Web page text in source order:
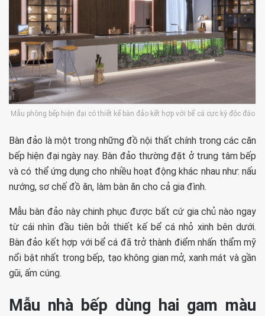
Mẫu phòng bếp hiện đại có thiết kế bàn đảo kết hợp với bể cá cực kỳ độc đáo
Bàn đảo là một trong những đồ nội thất chính trong các căn
bếp hiện đại ngày nay. Bàn đảo thường đặt ở trung tâm bếp
và có thể ứng dụng cho nhiều hoạt động khác nhau như: nấu
nướng, sơ chế đồ ăn, làm bàn ăn cho cả gia đình.
Mẫu bàn đảo này chinh phục được bất cứ gia chủ nào ngay
từ cái nhìn đầu tiên bởi thiết kế bể cá nhỏ xinh bên dưới.
Bàn đảo kết hợp với bể cá đã trở thành điểm nhấn thẩm mỹ
nổi bật nhất trong bếp, tạo không gian mở, xanh mát và gần
gũi, ấm cúng.
Mẫu nhà bếp dùng hai gam màu